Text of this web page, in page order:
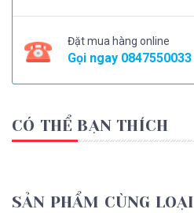
Đặt mua hàng online
Gọi ngay 0847550033
CÓ THỂ BẠN THÍCH
SẢN PHẨM CÙNG LOẠI